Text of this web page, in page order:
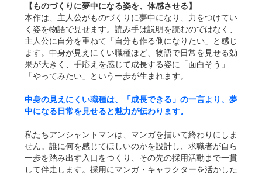
【ものづくりに夢中になる姿を、体感させる】
本作は、主人公がものづくりに夢中になり、力をつけてい
く姿を物語で見せます。読み手は説明を読むのではなく、
主人公に自分を重ねて「自分も作る側になりたい」と感じ
ます。中身が見えにくい職種ほど、物語で日常を見せる効
果が大きく、手応えを感じて成長する姿に「面白そう」
「やってみたい」という一歩が生まれます。
中身の見えにくい職種は、「成長できる」の一言より、夢
中になる日常を見せると魅力が伝わります。
私たちアンシャントマンは、マンガを描いて終わりにしま
せん。誰に何を感じてほしいのかを設計し、求職者が自ら
一歩を踏み出す入口をつくり、その先の採用活動まで一貫
して伴走します。採用にマンガ・キャラクターを活かした